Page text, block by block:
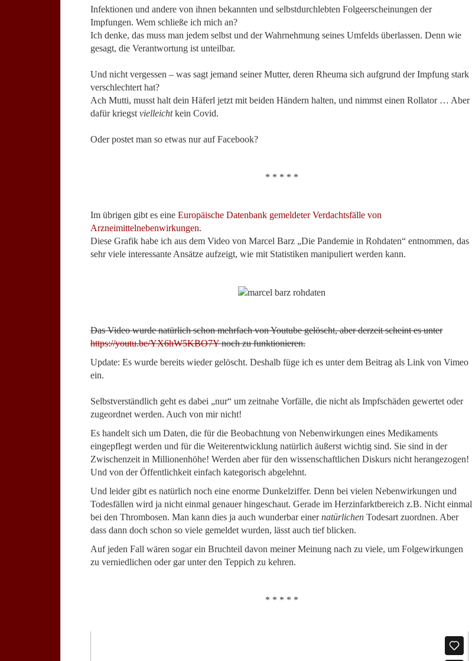
Infektionen und andere von ihnen bekannten und selbstdurchlebten Folgeerscheinungen der
Impfungen. Wem schließe ich mich an?
Ich denke, das muss man jedem selbst und der Wahrnehmung seines Umfelds überlassen. Denn wie
gesagt, die Verantwortung ist unteilbar.
Und nicht vergessen – was sagt jemand seiner Mutter, deren Rheuma sich aufgrund der Impfung stark
verschlechtert hat?
Ach Mutti, musst halt dein Häferl jetzt mit beiden Händern halten, und nimmst einen Rollator … Aber
dafür kriegst vielleichtkein Covid.
Oder postet man so etwas nur auf Facebook?
* * * * *
Im übrigen gibt es eine Europäische Datenbank gemeldeter Verdachtsfälle von
Arzneimittelnebenwirkungen.
Diese Grafik habe ich aus dem Video von Marcel Barz „Die Pandemie in Rohdaten“ entnommen, das
sehr viele interessante Ansätze aufzeigt, wie mit Statistiken manipuliert werden kann.
Das Video wurde natürlich schon mehrfach von Youtube gelöscht, aber derzeit scheint es unter
https://youtu.be/YX6hW5KBO7Ynoch zu funktionieren.
Update: Es wurde bereits wieder gelöscht. Deshalb füge ich es unter dem Beitrag als Link von Vimeo
ein.
Selbstverständlich geht es dabei „nur“ um zeitnahe Vorfälle, die nicht als Impfschäden gewertet oder
zugeordnet werden. Auch von mir nicht!
Es handelt sich um Daten, die für die Beobachtung von Nebenwirkungen eines Medikaments
eingepflegt werden und für die Weiterentwicklung natürlich äußerst wichtig sind. Sie sind in der
Zwischenzeit in Millionenhöhe! Werden aber für den wissenschaftlichen Diskurs nicht herangezogen!
Und von der Öffentlichkeit einfach kategorisch abgelehnt.
Und leider gibt es natürlich noch eine enorme Dunkelziffer. Denn bei vielen Nebenwirkungen und
Todesfällen wird ja nicht einmal genauer hingeschaut. Gerade im Herzinfarktbereich z.B. Nicht einmal
bei den Thrombosen. Man kann dies ja auch wunderbar einernatürlichen Todesart zuordnen. Aber
dass dann doch schon so viele gemeldet wurden, lässt auch tief blicken.
Auf jeden Fall wären sogar ein Bruchteil davon meiner Meinung nach zu viele, um Folgewirkungen
zu verniedlichen oder gar unter den Teppich zu kehren.
* * * * *